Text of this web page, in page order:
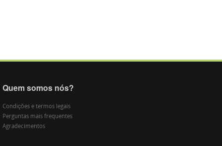
Quem somos nós?
Condições e termos legais
Perguntas mais frequentes
Agradecimentos